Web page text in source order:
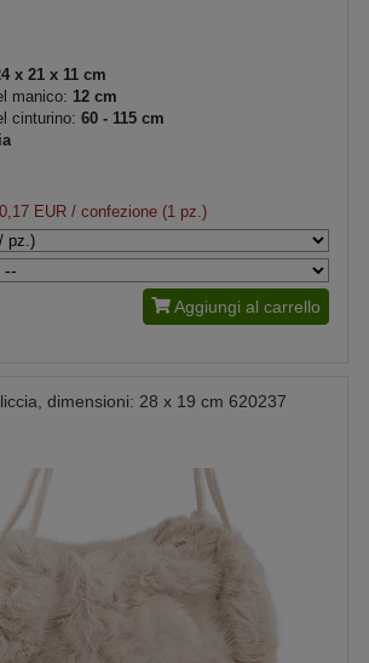
x 21 x 11 cm
manico: 12 cm
cinturino: 60 - 115 cm
EUR/ confezione (1 pz.)
Aggiungi al carrello
dimensioni: 28 x 19 cm 620237